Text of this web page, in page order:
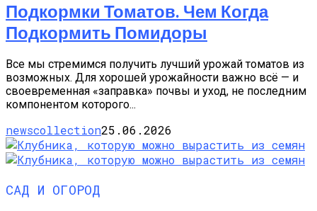
Подкормки Томатов. Чем Когда
Подкормить Помидоры
Все мы стремимся получить лучший урожай томатов из
возможных. Для хорошей урожайности важно всё — и
своевременная «заправка» почвы и уход, не последним
компонентом которого...
newscollection25.06.2026
САД И ОГОРОД